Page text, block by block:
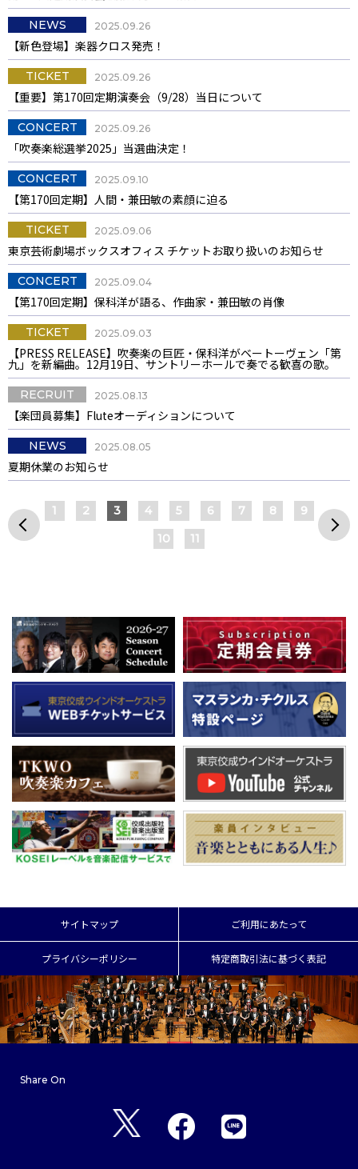
2025.09.26
NEWS
【新色登場】楽器クロス発売！
2025.09.26
TICKET
【重要】第170回定期演奏会（9/28）当日について
2025.09.26
CONCERT
「吹奏楽総選挙2025」当選曲決定！
2025.09.10
CONCERT
【第170回定期】人間・兼田敏の素顔に迫る
2025.09.06
TICKET
東京芸術劇場ボックスオフィス チケットお取り扱いのお知らせ
2025.09.04
CONCERT
【第170回定期】保科洋が語る、作曲家・兼田敏の肖像
2025.09.03
TICKET
【PRESS RELEASE】吹奏楽の巨匠・保科洋がベートーヴェン「第
九」を新編曲。12月19日、サントリーホールで奏でる歓喜の歌。
2025.08.13
RECRUIT
【楽団員募集】Fluteオーディションについて
2025.08.05
NEWS
夏期休業のお知らせ
1 2 3 4 5 6 7 8
9
10
11
サイトマップ ご利用にあたって
プライバシーポリシー 特定商取引法に基づく表記
Share On